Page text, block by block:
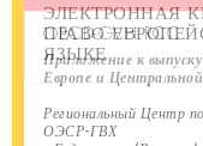
OECD-GVH RCC
Приложение к
Европе и
Региональный Центр
ОЭСР-ГВХ
ЭЛЕКТРОННАЯ
ПРАВО
ЯЗЫКЕ
КОНТАКТ
ГОДОВОЙ